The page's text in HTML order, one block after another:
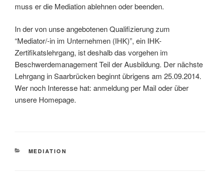
muss er die Mediation ablehnen oder beenden.
In der von unse angebotenen Qualifizierung zum
“Mediator/-in im Unternehmen (IHK)”, ein IHK-
Zertifikatslehrgang, ist deshalb das vorgehen im
Beschwerdemanagement Teil der Ausbildung. Der nächste
Lehrgang in Saarbrücken beginnt übrigens am 25.09.2014.
Wer noch Interesse hat: anmeldung per Mail oder über
unsere Homepage.
KATEGORIEN
MEDIATION